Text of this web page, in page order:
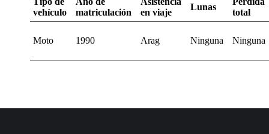
vehículo
matriculación
en viaje
Lunas
total
Moto 1990 Arag Ninguna Ninguna